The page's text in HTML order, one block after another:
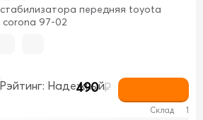
передняя toyota
corona 97-02
490 ₽
Склад 1